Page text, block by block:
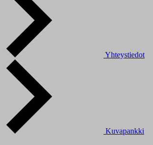
Yhteystiedot
Kuvapankki